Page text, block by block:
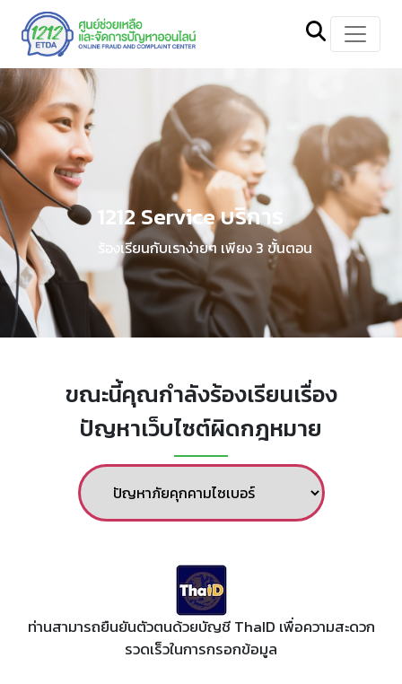
1212 Service บริการ
ร้องเรียนกับเราง่ายๆ เพียง 3 ขั้นตอน
ขณะนี้คุณกำลังร้องเรียนเรื่อง
ปัญหาเว็บไซต์ผิดกฎหมาย
ท่านสามารถยืนยันตัวตนด้วยบัญชี ThaID เพื่อความสะดวก
รวดเร็วในการกรอกข้อมูล